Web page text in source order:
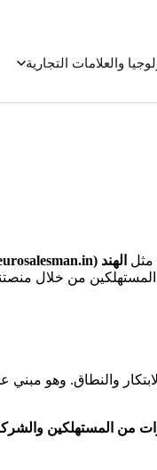
والعلامات التجارية
الهند (eurosalesman.in)
من خلال
من المستهلكين